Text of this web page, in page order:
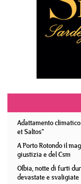
Adattamento
et Saltos”
A Porto Rotondo il
giustizia e del Csm
Olbia, notte di furti
devastate e svaligiate